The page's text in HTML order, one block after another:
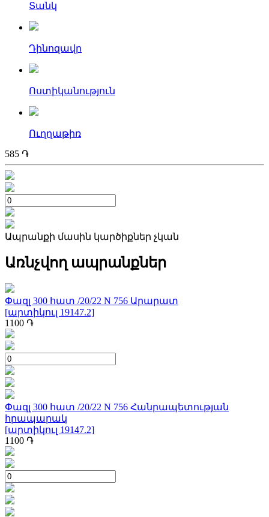
Տանկ
Դինոզավր
Ոստիկանություն
Ուղղաթիռ
585 ֏
Ապրանքի մասին կարծիքներ չկան
Առնչվող ապրանքներ
Փազլ 300 հատ /20/22 N 756 Արարատ
[արտիկուլ 19147.2]
1100 ֏
Փազլ 300 հատ /20/22 N 756 Հանրապետության
հրապարակ
[արտիկուլ 19147.2]
1100 ֏